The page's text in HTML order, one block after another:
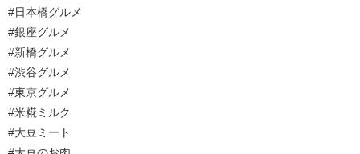
#日本橋グルメ
#銀座グルメ
#新橋グルメ
#渋谷グルメ
#東京グルメ
#米糀ミルク
#大豆ミート